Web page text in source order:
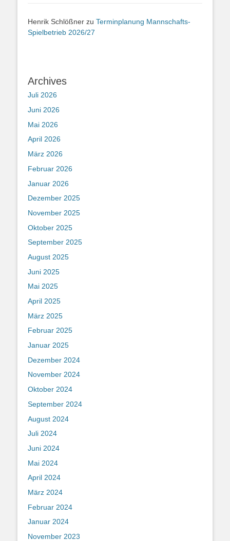
Henrik Schlößner zu Terminplanung Mannschafts-
Spielbetrieb 2026/27
Archives
Juli 2026
Juni 2026
Mai 2026
April 2026
März 2026
Februar 2026
Januar 2026
Dezember 2025
November 2025
Oktober 2025
September 2025
August 2025
Juni 2025
Mai 2025
April 2025
März 2025
Februar 2025
Januar 2025
Dezember 2024
November 2024
Oktober 2024
September 2024
August 2024
Juli 2024
Juni 2024
Mai 2024
April 2024
März 2024
Februar 2024
Januar 2024
November 2023